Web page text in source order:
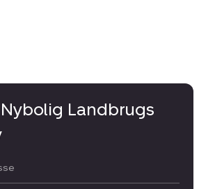
Landbrugs